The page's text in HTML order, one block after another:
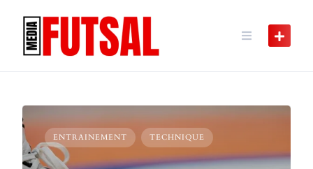
content
ENTRAINEMENT TECHNIQUE